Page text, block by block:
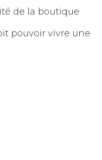
de la boutique
pouvoir vivre une